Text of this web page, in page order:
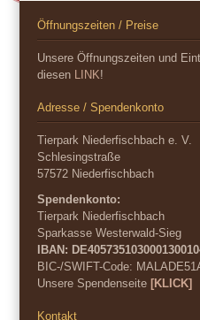
Öffnungszeiten / Preise
Unsere Öffnungszeiten und
diesen LINK!
Adresse / Spendenkonto
Tierpark Niederfischbach e. V.
Schlesingstraße
57572 Niederfischbach
Spendenkonto:
Tierpark Niederfischbach
Sparkasse Westerwald-Sieg
IBAN:
BIC-/SWIFT-Code:
Unsere Spendenseite [KLICK]
Kontakt